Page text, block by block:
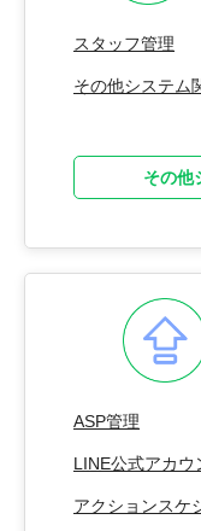
スタッフ管理
その他システム
その他
ASP管理
LINE公式アカウ
アクションスケ